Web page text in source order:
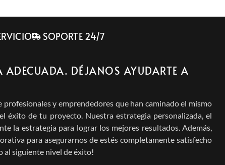
SOPORTE 24/7
DÉJANOS AYUDARTE A
y emprendedores que han caminado el mismo
éxito de tu proyecto. Nuestra estrategia personalizada, el
la estrategia para lograr los mejores resultados. Además,
para asegurarnos de estés completamente satisfecho
al siguiente nivel de éxito!